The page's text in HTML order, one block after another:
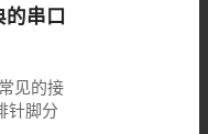
串口
见的接
针脚分